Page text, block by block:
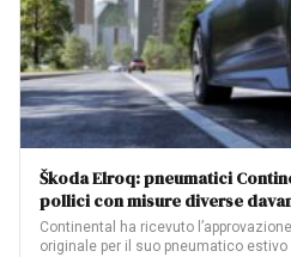
Škoda Elroq: pneumatici
pollici con misure diverse
Continental ha ricevuto
originale per il suo pneumatico